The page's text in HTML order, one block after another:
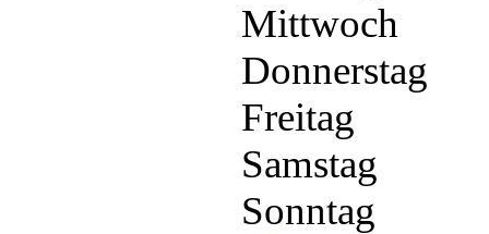
Mittwoch
Donnerstag
Freitag
Samstag
Sonntag